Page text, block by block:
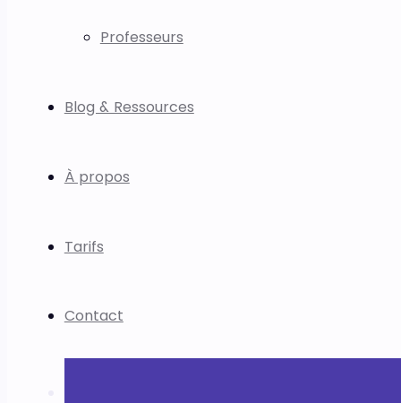
Professeurs
Blog & Ressources
À propos
Tarifs
Contact